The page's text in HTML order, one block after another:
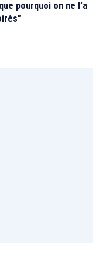
pourquoi on ne l’a